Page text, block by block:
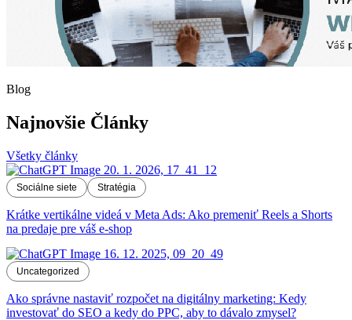
Blog
Najnovšie Články
Všetky články
Sociálne siete Stratégia
Krátke vertikálne videá v Meta Ads: Ako premeniť Reels a Shorts
na predaje pre váš e-shop
Uncategorized
Ako správne nastaviť rozpočet na digitálny marketing: Kedy
investovať do SEO a kedy do PPC, aby to dávalo zmysel?